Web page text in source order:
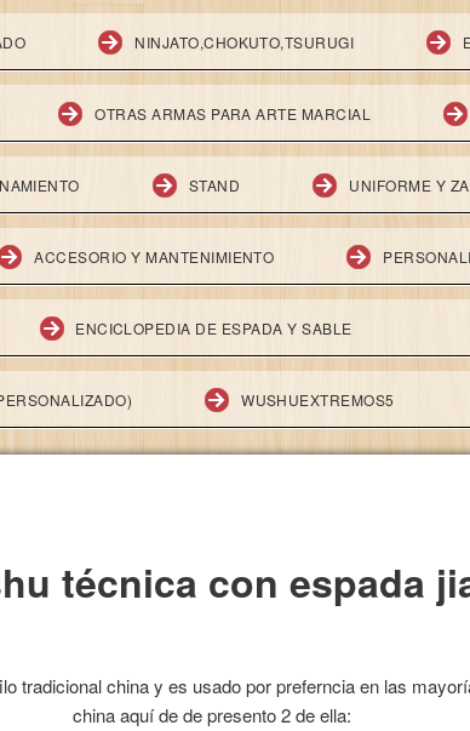
NINJATO,CHOKUTO,TSURUGI
OTRAS ARMAS PARA ARTE MARCIAL
STAND UNIFORME Y
ACCESORIO Y MANTENIMIENTO
ENCICLOPEDIA DE ESPADA Y SABLE
WUSHUEXTREMOS5
técnica con espada
tradicional china y es usado por preferncia en las
china aquí de de presento 2 de ella: